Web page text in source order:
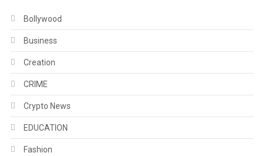
Bollywood
Business
Creation
CRIME
Crypto News
EDUCATION
Fashion